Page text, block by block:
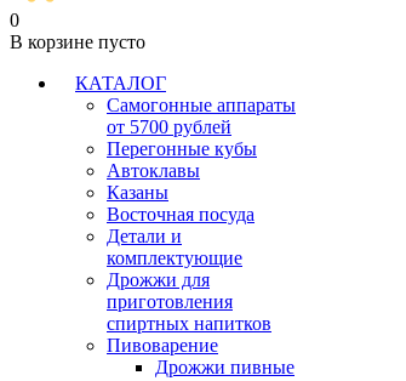
0
В корзине пусто
КАТАЛОГ
Самогонные аппараты
от 5700 рублей
Перегонные кубы
Автоклавы
Казаны
Восточная посуда
Детали и
комплектующие
Дрожжи для
приготовления
спиртных напитков
Пивоварение
Дрожжи пивные